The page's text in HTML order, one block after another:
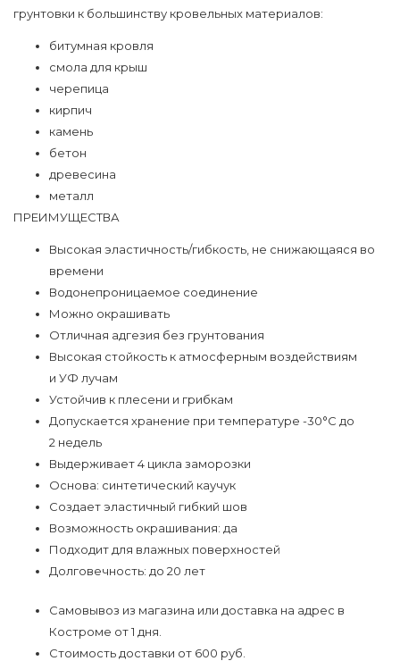
грунтовки к большинству кровельных материалов:
битумная кровля
смола для крыш
черепица
кирпич
камень
бетон
древесина
металл
ПРЕИМУЩЕСТВА
Высокая эластичность/гибкость, не снижающаяся во
времени
Водонепроницаемое соединение
Можно окрашивать
Отличная адгезия без грунтования
Высокая стойкость к атмосферным воздействиям
и УФ лучам
Устойчив к плесени и грибкам
Допускается хранение при температуре -30°С до
2 недель
Выдерживает 4 цикла заморозки
Основа: синтетический каучук
Создает эластичный гибкий шов
Возможность окрашивания: да
Подходит для влажных поверхностей
Долговечность: до 20 лет
Самовывоз из магазина или доставка на адрес в
Костроме от 1 дня.
Стоимость доставки от 600 руб.